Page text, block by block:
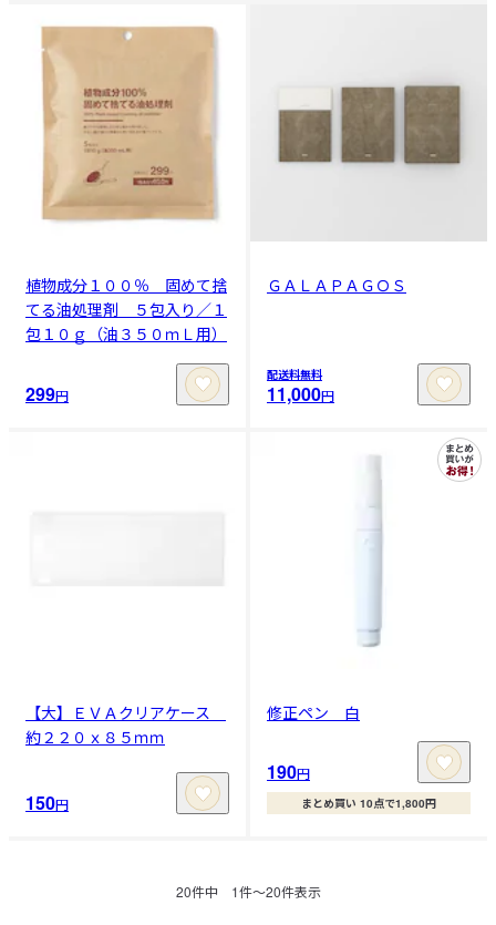
植物成分１００％ 固めて捨
てる油処理剤 ５包入り／１
包１０ｇ（油３５０ｍＬ用）
299円
ＧＡＬＡＰＡＧＯＳ
配送料無料
11,000円
【大】ＥＶＡクリアケース
約２２０ｘ８５ｍｍ
150円
修正ペン 白
190円
まとめ買い 10点で1,800円
20件中 1件〜20件表示